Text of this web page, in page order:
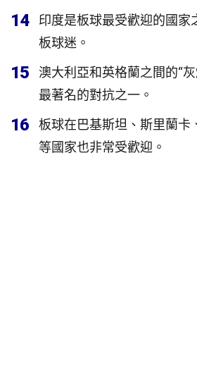
14
印度是板球最受歡迎的國家
板球迷。
15
澳大利亞和英格蘭之間的“
最著名的對抗之一。
16
板球在巴基斯坦、斯里蘭卡
等國家也非常受歡迎。